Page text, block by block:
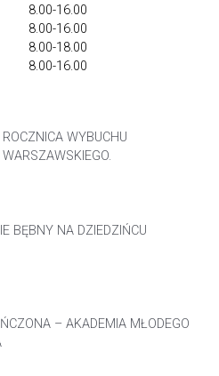
8.00-16.00
8.00-16.00
8.00-18.00
8.00-16.00
WYBUCHU
BĘBNY NA DZIEDZIŃCU
– AKADEMIA MŁODEGO